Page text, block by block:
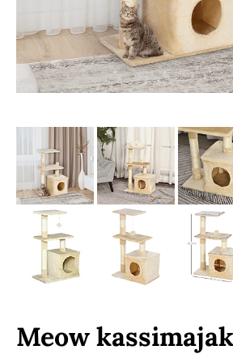
Meow